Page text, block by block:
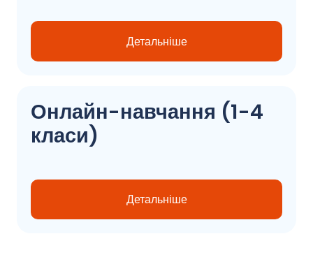
Детальніше
Онлайн-навчання (1-4
класи)
Детальніше